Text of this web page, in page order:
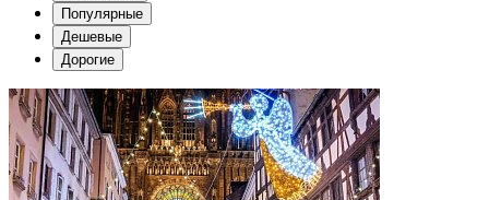
Популярные
Дешевые
Дорогие